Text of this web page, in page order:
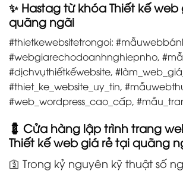
✨ Hastag từ khóa Thiết kế
quãng ngãi
#thietkewebsitetrongoi:
#webgiarechodoanhnghiepnho,
#dịchvụthiếtkếwebsite,
#thiet_ke_website_uy_tin,
#web_wordpress_cao_cấp,
💈 Cửa hàng lập trình trang
Thiết kế web giá rẻ tại quãng
🛐 Trong kỷ nguyên kỹ thuật số